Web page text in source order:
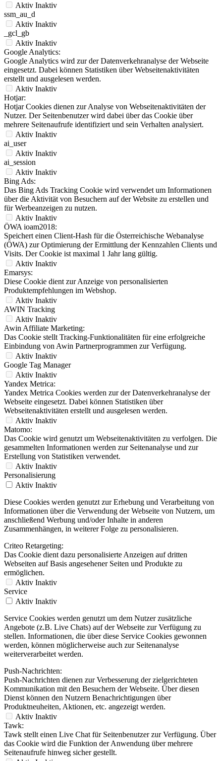
Aktiv Inaktiv
ssm_au_d
Aktiv Inaktiv
_gcl_gb
Aktiv Inaktiv
Google Analytics:
Google Analytics wird zur der Datenverkehranalyse der Webseite
eingesetzt. Dabei können Statistiken über Webseitenaktivitäten
erstellt und ausgelesen werden.
Aktiv Inaktiv
Hotjar:
Hotjar Cookies dienen zur Analyse von Webseitenaktivitäten der
Nutzer. Der Seitenbenutzer wird dabei über das Cookie über
mehrere Seitenaufrufe identifiziert und sein Verhalten analysiert.
Aktiv Inaktiv
ai_user
Aktiv Inaktiv
ai_session
Aktiv Inaktiv
Bing Ads:
Das Bing Ads Tracking Cookie wird verwendet um Informationen
über die Aktivität von Besuchern auf der Website zu erstellen und
für Werbeanzeigen zu nutzen.
Aktiv Inaktiv
ÖWA ioam2018:
Speichert einen Client-Hash für die Österreichische Webanalyse
(ÖWA) zur Optimierung der Ermittlung der Kennzahlen Clients und
Visits. Der Cookie ist maximal 1 Jahr lang gültig.
Aktiv Inaktiv
Emarsys:
Diese Cookie dient zur Anzeige von personalisierten
Produktempfehlungen im Webshop.
Aktiv Inaktiv
AWIN Tracking
Aktiv Inaktiv
Awin Affiliate Marketing:
Das Cookie stellt Tracking-Funktionalitäten für eine erfolgreiche
Einbindung von Awin Partnerprogrammen zur Verfügung.
Aktiv Inaktiv
Google Tag Manager
Aktiv Inaktiv
Yandex Metrica:
Yandex Metrica Cookies werden zur der Datenverkehranalyse der
Webseite eingesetzt. Dabei können Statistiken über
Webseitenaktivitäten erstellt und ausgelesen werden.
Aktiv Inaktiv
Matomo:
Das Cookie wird genutzt um Webseitenaktivitäten zu verfolgen. Die
gesammelten Informationen werden zur Seitenanalyse und zur
Erstellung von Statistiken verwendet.
Aktiv Inaktiv
Personalisierung
Aktiv Inaktiv
Diese Cookies werden genutzt zur Erhebung und Verarbeitung von
Informationen über die Verwendung der Webseite von Nutzern, um
anschließend Werbung und/oder Inhalte in anderen
Zusammenhängen, in weiterer Folge zu personalisieren.
Criteo Retargeting:
Das Cookie dient dazu personalisierte Anzeigen auf dritten
Webseiten auf Basis angesehener Seiten und Produkte zu
ermöglichen.
Aktiv Inaktiv
Service
Aktiv Inaktiv
Service Cookies werden genutzt um dem Nutzer zusätzliche
Angebote (z.B. Live Chats) auf der Webseite zur Verfügung zu
stellen. Informationen, die über diese Service Cookies gewonnen
werden, können möglicherweise auch zur Seitenanalyse
weiterverarbeitet werden.
Push-Nachrichten:
Push-Nachrichten dienen zur Verbesserung der zielgerichteten
Kommunikation mit den Besuchern der Webseite. Über diesen
Dienst können den Nutzern Benachrichtigungen über
Produktneuheiten, Aktionen, etc. angezeigt werden.
Aktiv Inaktiv
Tawk:
Tawk stellt einen Live Chat für Seitenbenutzer zur Verfügung. Über
das Cookie wird die Funktion der Anwendung über mehrere
Seitenaufrufe hinweg sicher gestellt.